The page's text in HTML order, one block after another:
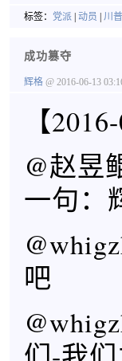
标签： 党派 动员 川普
成功篡夺
辉格 @ 2016-06-13
【
@赵昱
一句：
吧